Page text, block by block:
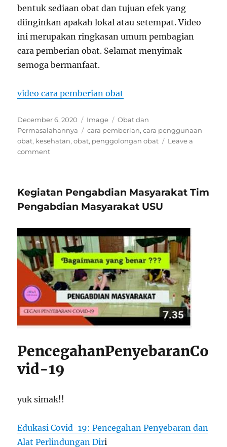
bentuk sediaan obat dan tujuan efek yang
diinginkan apakah lokal atau setempat. Video
ini merupakan ringkasan umum pembagian
cara pemberian obat. Selamat menyimak
semoga bermanfaat.
video cara pemberian obat
Posted
on
December 6, 2020 Format
Image Categories
Obat dan
Permasalahannya
Tags
cara pemberian,cara penggunaan
obat, kesehatan,obat, penggolongan obat
Leave a
commenton
Cara
Pemberian
Kegiatan Pengabdian Masyarakat Tim
Pengabdian Masyarakat USU
PencegahanPenyebaranCo
vid-19
yuk simak!!
Edukasi Covid-19: Pencegahan Penyebaran dan
Alat Perlindungan Diri